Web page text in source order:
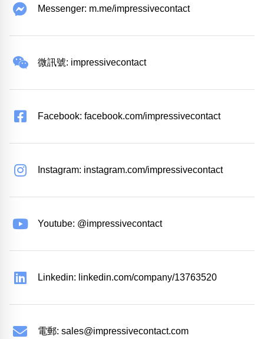
Messenger: m.me/impressivecontact
微訊號: impressivecontact
Facebook: facebook.com/impressivecontact
Instagram: instagram.com/impressivecontact
Youtube: @impressivecontact
Linkedin: linkedin.com/company/13763520
電郵: sales@impressivecontact.com